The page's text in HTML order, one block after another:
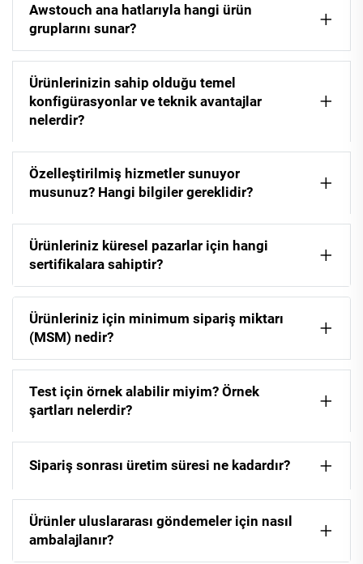
Awstouch ana hatlarıyla hangi ürün
gruplarını sunar?
Ürünlerinizin sahip olduğu temel
konfigürasyonlar ve teknik avantajlar
nelerdir?
Özelleştirilmiş hizmetler sunuyor
musunuz? Hangi bilgiler gereklidir?
Ürünleriniz küresel pazarlar için hangi
sertifikalara sahiptir?
Ürünleriniz için minimum sipariş miktarı
(MSM) nedir?
Test için örnek alabilir miyim? Örnek
şartları nelerdir?
Sipariş sonrası üretim süresi ne kadardır?
Ürünler uluslararası göndemeler için nasıl
ambalajlanır?